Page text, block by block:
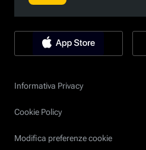
Informativa Privacy
Cookie Policy
Modifica preferenze cookie